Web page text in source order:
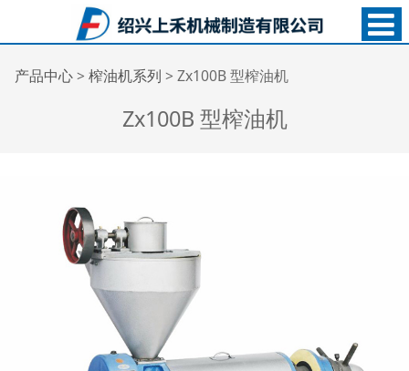
Zx100B 型榨油机
产品中心> 榨油机系列 > Zx100B 型榨油机
Zx100B 型榨油机